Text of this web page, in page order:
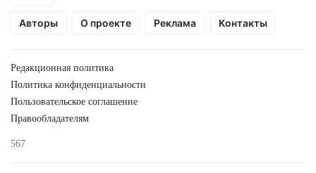
Авторы О проекте Реклама Контакты
Редакционная политика
Политика конфиденциальности
Пользовательское соглашение
Правообладателям
567